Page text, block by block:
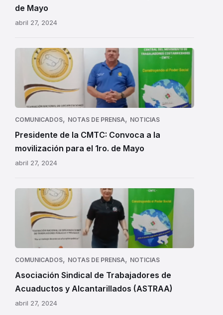
de Mayo
abril 27, 2024
COMUNICADOS, NOTAS DE PRENSA, NOTICIAS
Presidente de la CMTC: Convoca a la
movilización para el 1ro. de Mayo
abril 27, 2024
ASTRAA
CMTC
COMUNICADOS, NOTAS DE PRENSA, NOTICIAS
Asociación Sindical de Trabajadores de
Acuaductos y Alcantarillados (ASTRAA)
abril 27, 2024